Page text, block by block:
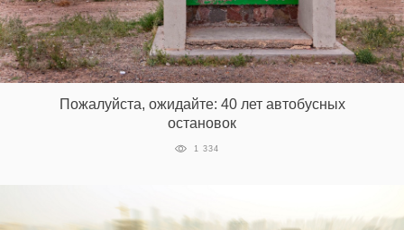
Пожалуйста, ожидайте: 40 лет автобусных
остановок
1 334